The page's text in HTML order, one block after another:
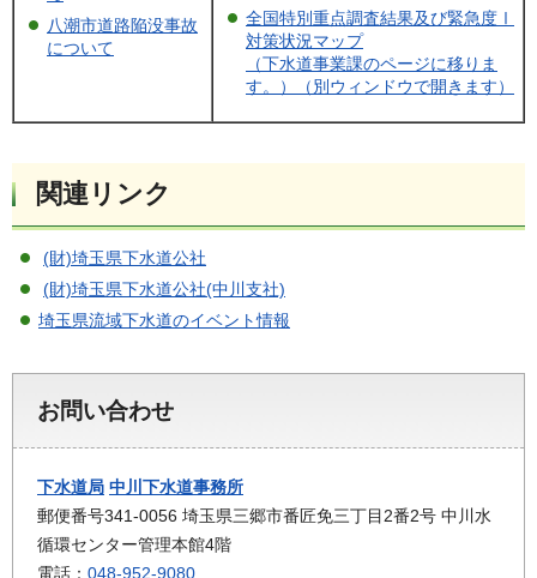
八潮市道路陥没事故
について
全国特別重点調査結果及び緊急度Ⅰ
対策状況マップ
（下水道事業課のページに移りま
す。）（別ウィンドウで開きます）
関連リンク
(財)埼玉県下水道公社
(財)埼玉県下水道公社(中川支社)
埼玉県流域下水道のイベント情報
お問い合わせ
下水道局 中川下水道事務所
郵便番号341-0056 埼玉県三郷市番匠免三丁目2番2号 中川水
循環センター管理本館4階
電話： 048-952-9080